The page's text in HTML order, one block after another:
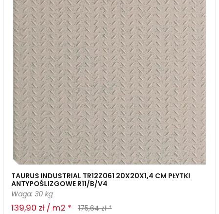
TAURUS INDUSTRIAL TR12Z061 20X20X1,4 CM PŁYTKI
ANTYPOŚLIZGOWE R11/B/V4
Waga: 30 kg
139,90 zł / m2 *
175,64 zł *